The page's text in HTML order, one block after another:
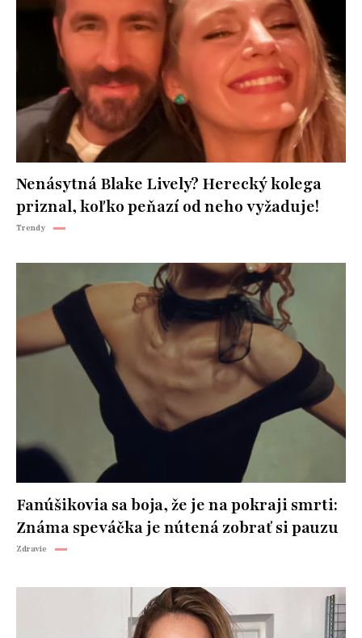
Nenásytná Blake Lively? Herecký kolega
priznal, koľko peňazí od neho vyžaduje!
Trendy
Fanúšikovia sa boja, že je na pokraji smrti:
Známa speváčka je nútená zobrať si pauzu
Zdravie